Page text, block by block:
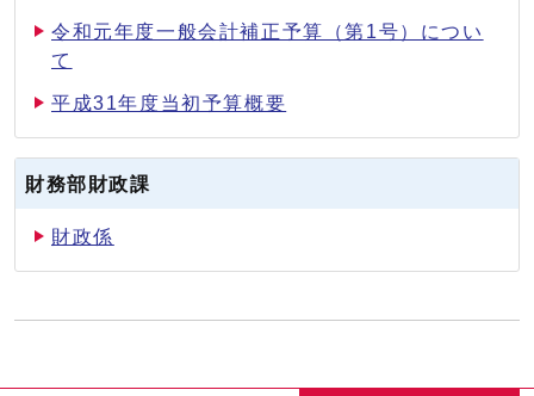
令和元年度一般会計補正予算（第1号）につい
て
平成31年度当初予算概要
財務部財政課
財政係